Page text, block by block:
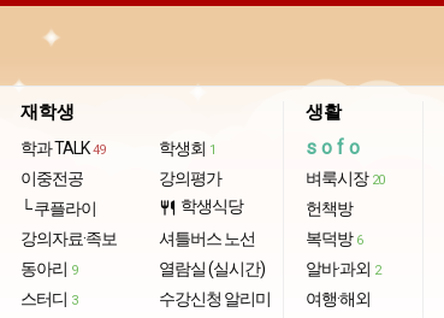
재학생
학과 TALK 49
이중전공
└ 쿠플라이
강의자료·족보
동아리 9
스터디 3
학생회 1
강의평가
restaurant 학생식당
셔틀버스 노선
열람실 (실시간)
수강신청 알리미
생활
sofo
벼룩시장 20
헌책방
복덕방 6
알바·과외 2
여행·해외